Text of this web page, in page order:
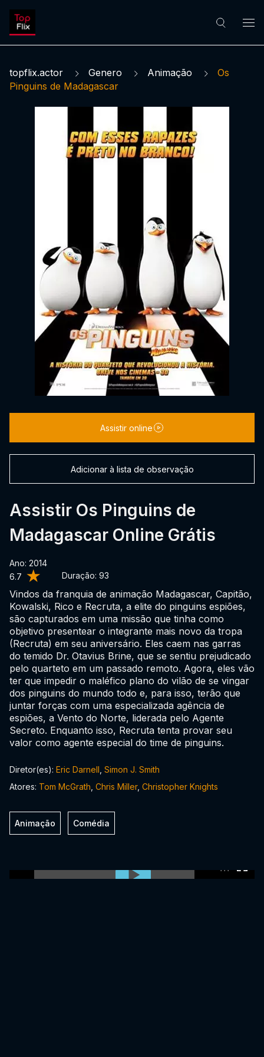
topflix.actor Genero Animação
Os
Pinguins de Madagascar
6.7 Duração: 93
Assistir Os Pinguins de
Madagascar Online Grátis
Ano: 2014
Vindos da franquia de animação Madagascar, Capitão,
Kowalski, Rico e Recruta, a elite do pinguins espiões,
são capturados em uma missão que tinha como
objetivo presentear o integrante mais novo da tropa
(Recruta) em seu aniversário. Eles caem nas garras
do temido Dr. Otavius Brine, que se sentiu prejudicado
pelo quarteto em um passado remoto. Agora, eles vão
ter que impedir o maléfico plano do vilão de se vingar
dos pinguins do mundo todo e, para isso, terão que
juntar forças com uma especializada agência de
espiões, a Vento do Norte, liderada pelo Agente
Secreto. Enquanto isso, Recruta tenta provar seu
valor como agente especial do time de pinguins.
Assistir online
Adicionar à lista de observação
Diretor(es): Eric Darnell Simon J. Smith
Atores: Tom McGrath Chris Miller, Christopher Knights
Animação Comédia